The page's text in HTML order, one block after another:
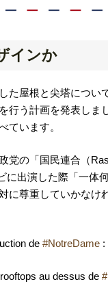
インか
た屋根と尖塔につ
行う計画を発表し
ています。
党の「国民連合（
に出演した際「一体
に尊重していかな
de #NotreDame :
au dessus de